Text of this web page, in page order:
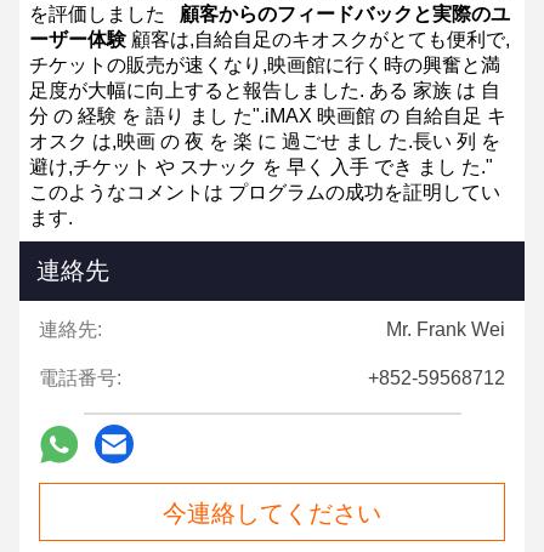
を評価しました
顧客からのフィードバックと実際のユ
ーザー体験 顧客は,自給自足のキオスクがとても便利で,
チケットの販売が速くなり,映画館に行く時の興奮と満
足度が大幅に向上すると報告しました. ある 家族 は 自
分 の 経験 を 語り まし た".iMAX 映画館 の 自給自足 キ
オスク は,映画 の 夜 を 楽 に 過ごせ まし た.長い 列 を
避け,チケット や スナック を 早く 入手 でき まし た."
このようなコメントは プログラムの成功を証明してい
ます.
連絡先
連絡先: Mr. Frank Wei
電話番号: +852-59568712
今連絡してください